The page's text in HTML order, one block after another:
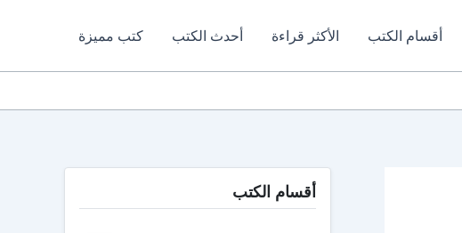
أقسام الكتب الأكثر قراءة أحدث الكتب كتب مميزة
أقسام الكتب